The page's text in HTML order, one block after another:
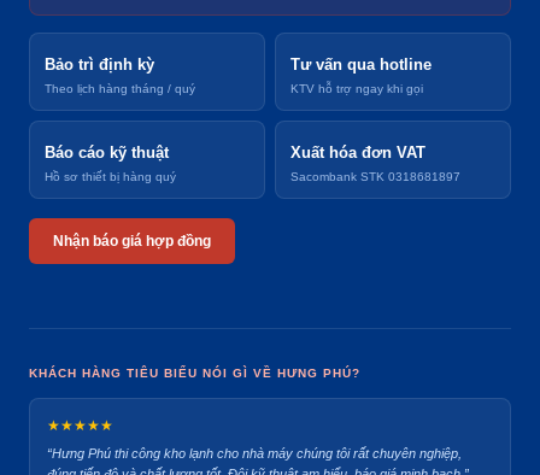
Bảo trì định kỳ
Theo lịch hàng tháng / quý
Tư vấn qua hotline
KTV hỗ trợ ngay khi gọi
Báo cáo kỹ thuật
Hồ sơ thiết bị hàng quý
Xuất hóa đơn VAT
Sacombank STK 0318681897
Nhận báo giá hợp đồng
KHÁCH HÀNG TIÊU BIỂU NÓI GÌ VỀ HƯNG PHÚ?
★★★★★
“Hưng Phú thi công kho lạnh cho nhà máy chúng tôi rất chuyên nghiệp,